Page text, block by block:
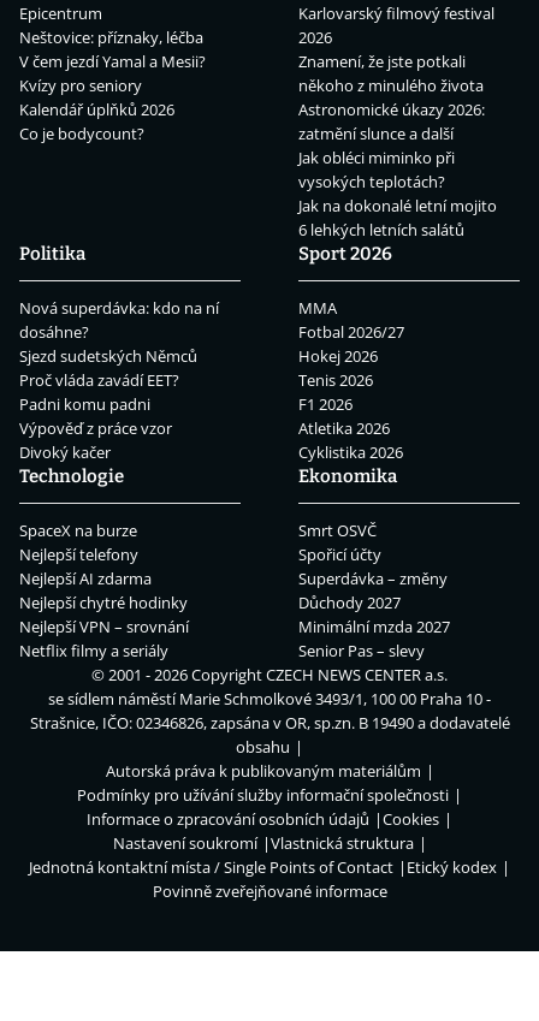
Epicentrum
Neštovice: příznaky, léčba
V čem jezdí Yamal a Mesii?
Kvízy pro seniory
Kalendář úplňků 2026
Co je bodycount?
Karlovarský filmový festival
2026
Znamení, že jste potkali
někoho z minulého života
Astronomické úkazy 2026:
zatmění slunce a další
Jak obléci miminko při
vysokých teplotách?
Jak na dokonalé letní mojito
6 lehkých letních salátů
Politika
Nová superdávka: kdo na ní
dosáhne?
Sjezd sudetských Němců
Proč vláda zavádí EET?
Padni komu padni
Výpověď z práce vzor
Divoký kačer
Sport 2026
MMA
Fotbal 2026/27
Hokej 2026
Tenis 2026
F1 2026
Atletika 2026
Cyklistika 2026
Technologie
SpaceX na burze
Nejlepší telefony
Nejlepší AI zdarma
Nejlepší chytré hodinky
Nejlepší VPN – srovnání
Netflix filmy a seriály
Ekonomika
Smrt OSVČ
Spořicí účty
Superdávka – změny
Důchody 2027
Minimální mzda 2027
Senior Pas – slevy
© 2001 - 2026 CopyrightCZECH NEWS CENTER a.s.
se sídlem náměstí Marie Schmolkové 3493/1, 100 00 Praha 10 -
Strašnice, IČO: 02346826, zapsána v OR, sp.zn. B 19490 a dodavatelé
obsahu
Autorská práva k publikovaným materiálům
Podmínky pro užívání služby informační společnosti
Informace o zpracování osobních údajů
Cookies
Nastavení soukromí
Vlastnická struktura
Jednotná kontaktní místa / Single Points of Contact
Etický kodex
Povinně zveřejňované informace